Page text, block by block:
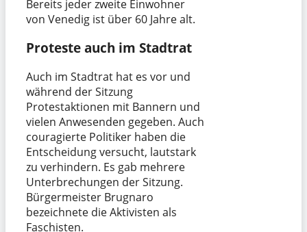
Bereits jeder zweite Einwohner
von Venedig ist über 60 Jahre alt.
Proteste auch im Stadtrat
Auch im Stadtrat hat es vor und
während der Sitzung
Protestaktionen mit Bannern und
vielen Anwesenden gegeben. Auch
couragierte Politiker haben die
Entscheidung versucht, lautstark
zu verhindern. Es gab mehrere
Unterbrechungen der Sitzung.
Bürgermeister Brugnaro
bezeichnete die Aktivisten als
Faschisten.